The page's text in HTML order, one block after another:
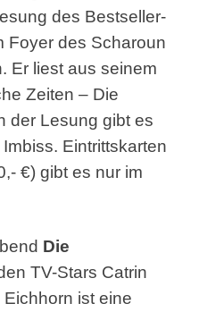
des Bestseller-
Foyer des Scharoun
Er liest aus seinem
Zeiten – Die
der Lesung gibt es
Eintrittskarten
€) gibt es nur im
Die
TV-Stars Catrin
ist eine